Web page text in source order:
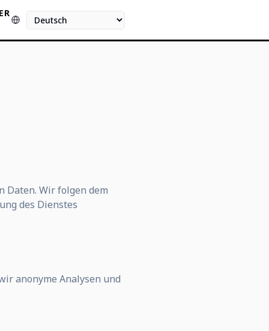
Sprache
Daten. Wir folgen dem
des Dienstes
anonyme Analysen und